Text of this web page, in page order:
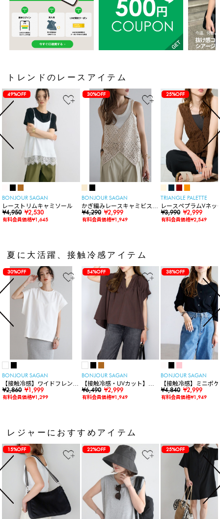
トレンドのレースアイテム
49%OFF
BONJOUR SAGAN
レーストリムキャミソール
¥4,950 ¥2,530
有料会員価格¥1,645
30%OFF
BONJOUR SAGAN
かぎ編みレースキャミビスチ
ェ
¥4,290 ¥2,999
有料会員価格¥1,949
25%OFF
TRIANGLE PALETTE
レースペプラムVネッ
ト
¥3,990 ¥2,999
有料会員価格¥2,549
夏に大活躍、接触冷感アイテム
30%OFF
BONJOUR SAGAN
【接触冷感】ワイドフレンチ
スリーブTシャツ
¥2,860 ¥1,999
有料会員価格¥1,299
54%OFF
BONJOUR SAGAN
【接触冷感・UVカット】シ
ャーリングスキッパートップ
ス
¥6,490 ¥2,999
有料会員価格¥1,949
38%OFF
BONJOUR SAGAN
【接触冷感】ミニポ
袖ニットカーディガン
¥4,840 ¥2,999
有料会員価格¥1,949
レジャーにおすすめアイテム
15%OFF 22%OFF 25%OFF